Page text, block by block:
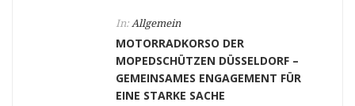
In: Allgemein
MOTORRADKORSO DER
MOPEDSCHÜTZEN DÜSSELDORF –
GEMEINSAMES ENGAGEMENT FÜR
EINE STARKE SACHE